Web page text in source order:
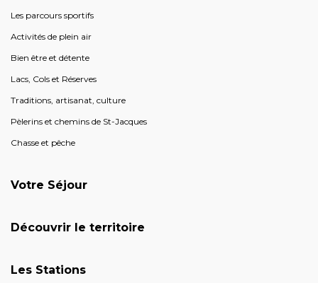
Les parcours sportifs
Activités de plein air
Bien être et détente
Lacs, Cols et Réserves
Traditions, artisanat, culture
Pèlerins et chemins de St-Jacques
Chasse et pêche
Votre Séjour
Découvrir le territoire
Les Stations